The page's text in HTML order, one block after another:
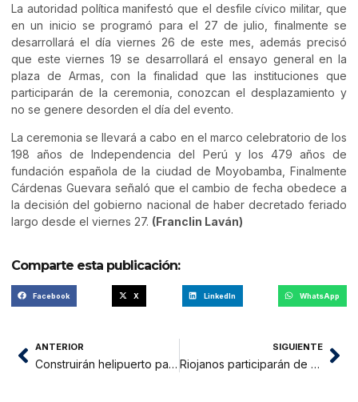
La autoridad política manifestó que el desfile cívico militar, que
en un inicio se programó para el 27 de julio, finalmente se
desarrollará el día viernes 26 de este mes, además precisó
que este viernes 19 se desarrollará el ensayo general en la
plaza de Armas, con la finalidad que las instituciones que
participarán de la ceremonia, conozcan el desplazamiento y
no se genere desorden el día del evento.
La ceremonia se llevará a cabo en el marco celebratorio de los
198 años de Independencia del Perú y los 479 años de
fundación española de la ciudad de Moyobamba, Finalmente
Cárdenas Guevara señaló que el cambio de fecha obedece a
la decisión del gobierno nacional de haber decretado feriado
largo desde el viernes 27. (Franclin Laván)
Comparte esta publicación:
Facebook X LinkedIn WhatsApp
ANTERIOR
Construirán helipuerto para arribo del presidente Martín Vizcarra
SIGUIENTE
Riojanos participarán de ceremonia de recorrido de la antorcha